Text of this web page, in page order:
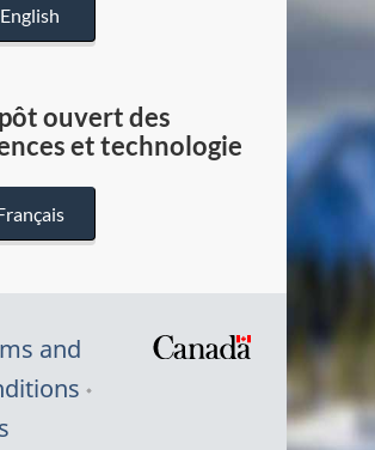
English
ouvert des
et technologie
and
Symbole